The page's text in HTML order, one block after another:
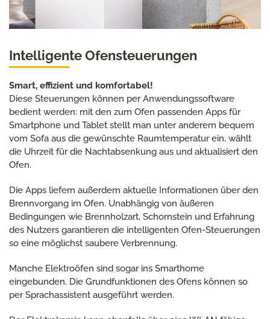
Intelligente Ofensteuerungen
Smart, effizient und komfortabel!
Diese Steuerungen können per Anwendungssoftware
bedient werden: mit den zum Ofen passenden Apps für
Smartphone und Tablet stellt man unter anderem bequem
vom Sofa aus die gewünschte Raumtemperatur ein, wählt
die Uhrzeit für die Nachtabsenkung aus und aktualisiert den
Ofen.
Die Apps liefern außerdem aktuelle Informationen über den
Brennvorgang im Ofen. Unabhängig von äußeren
Bedingungen wie Brennholzart, Schornstein und Erfahrung
des Nutzers garantieren die intelligenten Ofen-Steuerungen
so eine möglichst saubere Verbrennung.
Manche Elektroöfen sind sogar ins Smarthome
eingebunden. Die Grundfunktionen des Ofens können so
per Sprachassistent ausgeführt werden.